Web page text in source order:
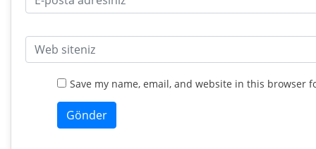
Save my name, email, and website in this browser